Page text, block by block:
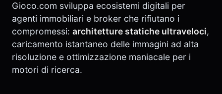
Gioco.com sviluppa ecosistemi digitali per
agenti immobiliari e broker che rifiutano i
compromessi: architetture statiche ultraveloci,
caricamento istantaneo delle immagini ad alta
risoluzione e ottimizzazione maniacale per i
motori di ricerca.